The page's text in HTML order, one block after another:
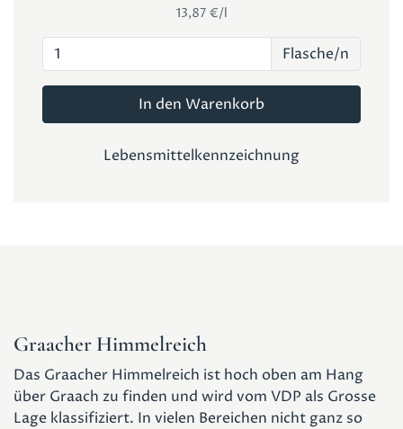
13,87 €/l
Flasche/n
In den Warenkorb
Lebensmittelkennzeichnung
Graacher Himmelreich
Das Graacher Himmelreich ist hoch oben am Hang
über Graach zu finden und wird vom VDP als Grosse
Lage klassifiziert. In vielen Bereichen nicht ganz so